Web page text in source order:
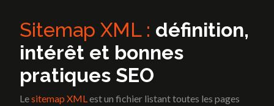
Blog
Création de site vitrine
Site catalogue et e-commerce
Landing Page
Refonte site internet
L'Agence
Blog
Sitemap XML : définition,
intérêt et bonnes
pratiques SEO
Lesitemap XMLest un fichier listant toutes les pages